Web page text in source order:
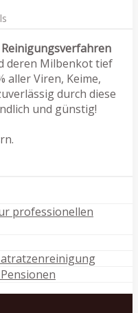
deren Milbenkot tief
aller Viren, Keime,
durch diese
und günstig!
professionellen